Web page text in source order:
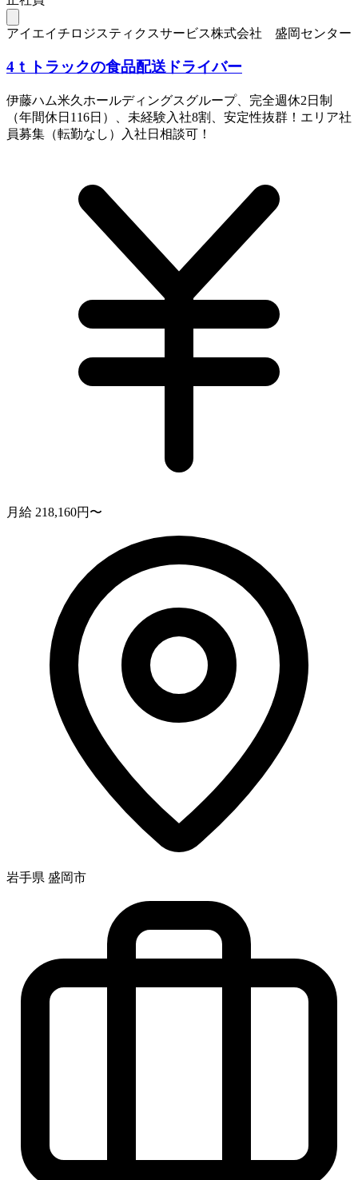
アイエイチロジスティクスサービス株式会社 盛岡センター
4ｔトラックの食品配送ドライバー
伊藤ハム米久ホールディングスグループ、完全週休2日制
（年間休日116日）、未経験入社8割、安定性抜群！エリア社
員募集（転勤なし）入社日相談可！
月給 218,160円〜
岩手県 盛岡市